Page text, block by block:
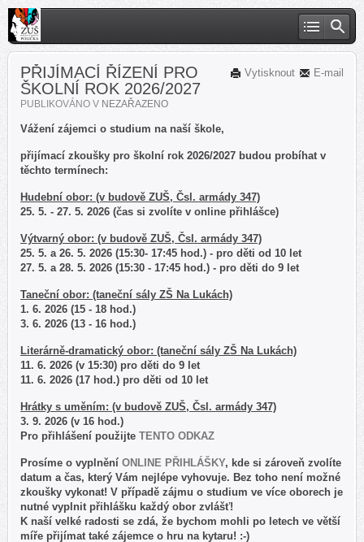
E-mail
Vytisknout
PŘIJÍMACÍ ŘÍZENÍ PRO
ŠKOLNÍ ROK 2026/2027
PUBLIKOVÁNO V NEZAŘAZENO
Vážení zájemci o studium na naší škole,
přijímací zkoušky pro školní rok 2026/2027 budou probíhat v
těchto termínech:
Hudební obor: (v budově ZUŠ, Čsl. armády 347)
25. 5. - 27. 5. 2026 (čas si zvolíte v online přihlášce)
Výtvarný obor: (v budově ZUŠ, Čsl. armády 347)
25. 5. a 26. 5. 2026 (15:30- 17:45 hod.) - pro děti od 10 let
27. 5. a 28. 5. 2026 (15:30 - 17:45 hod.) - pro děti do 9 let
Taneční obor: (taneční sály ZŠ Na Lukách)
1. 6. 2026 (15 - 18 hod.)
3. 6. 2026 (13 - 16 hod.)
Literárně-dramatický obor: (taneční sály ZŠ Na Lukách)
11. 6. 2026 (v 15:30) pro děti do 9 let
11. 6. 2026 (17 hod.) pro děti od 10 let
Hrátky s uměním: (v budově ZUŠ, Čsl. armády 347)
3. 9. 2026 (v 16 hod.)
Pro přihlášení použijte TENTO ODKAZ
Prosíme o vyplnění ONLINE PŘIHLÁŠKY, kde si zároveň zvolíte
datum a čas, který Vám nejlépe vyhovuje. Bez toho není možné
zkoušky vykonat! V případě zájmu o studium ve více oborech je
nutné vyplnit přihlášku každý obor zvlášť!
K naší velké radosti se zdá, že bychom mohli po letech ve větší
míře přijímat také zájemce o hru na kytaru! :-)